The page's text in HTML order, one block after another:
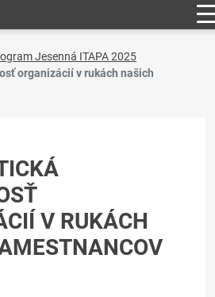
Jesenná ITAPA 2025
organizácií v rukách našich
V RUKÁCH